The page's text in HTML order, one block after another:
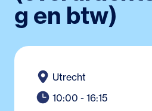
g en btw)
Utrecht
10:00 - 16:15